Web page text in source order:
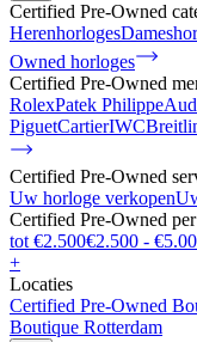
Certified Pre-Owned
Herenhorloges
Owned horloges
Certified Pre-Owned
RolexPatek Philippe
PiguetCartierIWC
Certified Pre-Owned
Uw horloge verkopen
Certified Pre-Owned
tot €2.500€2.500 -
+
Locaties
Certified Pre-Owned
Boutique Rotterdam